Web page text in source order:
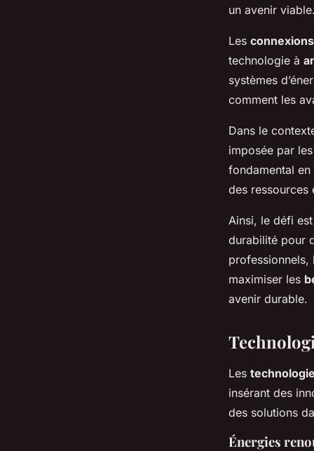
un avenir
Les
technologie à
systèmes
comment les
Dans le
imposée par
fondamental
des ressources
Ainsi, le défi
durabilité pour
professionnels,
maximiser les
avenir durable.
Les
insérant des
des solutions
Énergies